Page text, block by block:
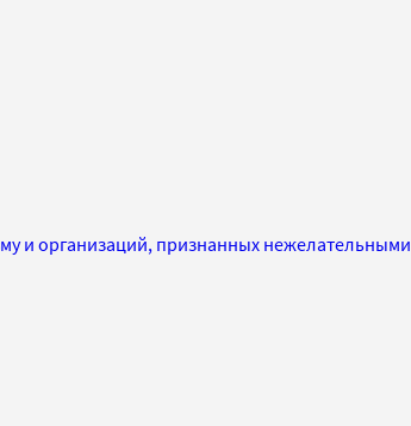
и организаций, признанных нежелательными